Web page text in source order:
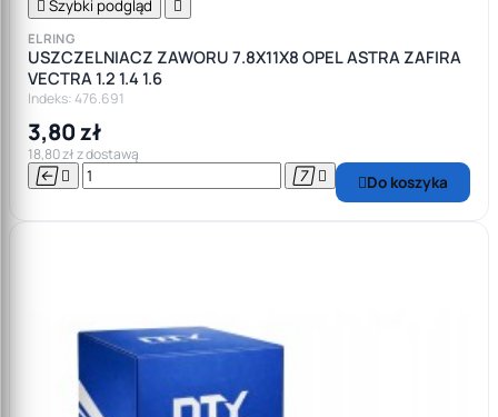
 Szybki podgląd 
ELRING
USZCZELNIACZ ZAWORU 7.8X11X8 OPEL ASTRA ZAFIRA
VECTRA 1.2 1.4 1.6
Indeks: 476.691
3,80 zł
18,80 zł z dostawą
    Do koszyka